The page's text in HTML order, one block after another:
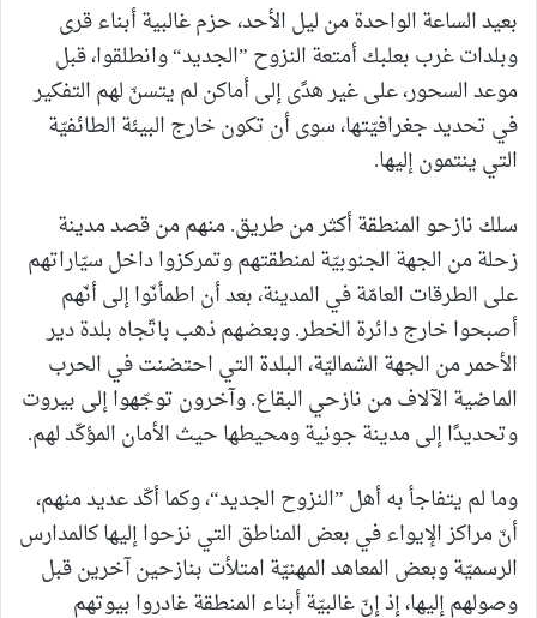
بعيد الساعة الواحدة من ليل الأحد، حزم غالبية أبناء قرى
وبلدات غرب بعلبك أمتعة النزوح ”الجديد“ وانطلقوا، قبل
موعد السحور، على غير هدًى إلى أماكن لم يتسنّ لهم التفكير
في تحديد جغرافيّتها، سوى أن تكون خارج البيئة الطائفيّة
التي ينتمون إليها.
سلك نازحو المنطقة أكثر من طريق. منهم من قصد مدينة
زحلة من الجهة الجنوبيّة لمنطقتهم وتمركزوا داخل سيّاراتهم
على الطرقات العامّة في المدينة، بعد أن اطمأنّوا إلى أنّهم
أصبحوا خارج دائرة الخطر. وبعضهم ذهب باتّجاه بلدة دير
الأحمر من الجهة الشماليّة، البلدة التي احتضنت في الحرب
الماضية الآلاف من نازحي البقاع. وآخرون توجّهوا إلى بيروت
وتحديدًا إلى مدينة جونية ومحيطها حيث الأمان المؤكّد لهم.
وما لم يتفاجأ به أهل ”النزوح الجديد“، وكما أكّد عديد منهم،
أنّ مراكز الإيواء في بعض المناطق التي نزحوا إليها كالمدارس
الرسميّة وبعض المعاهد المهنيّة امتلأت بنازحين آخرين قبل
وصولهم إليها، إذ إنّ غالبيّة أبناء المنطقة غادروا بيوتهم